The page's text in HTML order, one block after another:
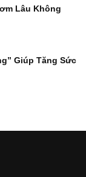
Lâu Không
Giúp Tăng Sức